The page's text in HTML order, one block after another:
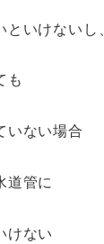
いけないし、
も
いない場合
道管に
けない